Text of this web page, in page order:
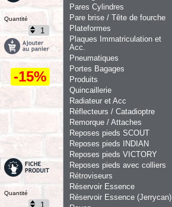
Quantité
-15%
Quantité
Pares Cylindres
Pare brise / Tête de fourche
Plateformes
Plaques Immatriculation et
Acc.
Pneumatiques
Portes Bagages
Produits
Quincaillerie
Radiateur et Acc
Réflecteurs / Catadioptre
Remorque / Attaches
Reposes pieds SCOUT
Reposes pieds INDIAN
Reposes pieds VICTORY
Reposes pieds avec colliers
Rétroviseurs
Réservoir Essence
Réservoir Essence (Jerrycan)